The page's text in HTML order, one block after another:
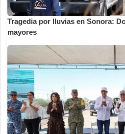
Tragedia por lluvias en Sonora:
mayores